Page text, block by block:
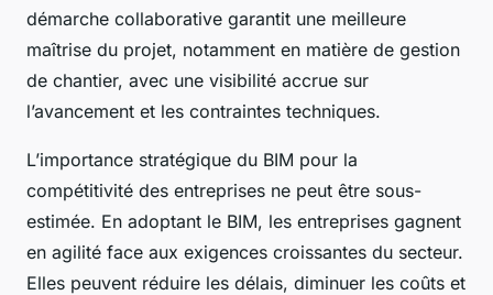
démarche collaborative garantit une meilleure
maîtrise du projet, notamment en matière de gestion
de chantier, avec une visibilité accrue sur
l’avancement et les contraintes techniques.
L’importance stratégique du BIM pour la
compétitivité des entreprises ne peut être sous-
estimée. En adoptant le BIM, les entreprises gagnent
en agilité face aux exigences croissantes du secteur.
Elles peuvent réduire les délais, diminuer les coûts et